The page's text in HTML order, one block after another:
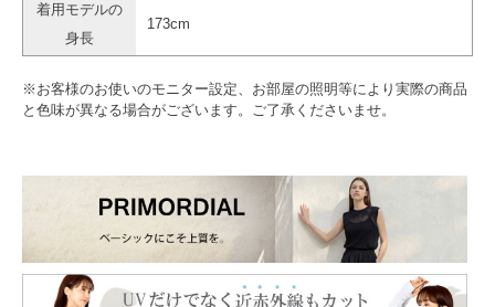
着用モデルの
身長
173cm
※お客様のお使いのモニター設定、お部屋の照明等により実際の商品
と色味が異なる場合がございます。ご了承くださいませ。